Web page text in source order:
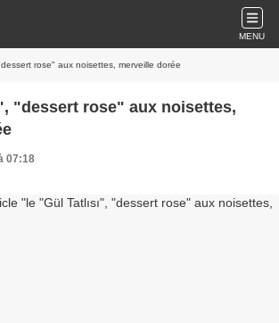
MENU
rose" aux noisettes, merveille dorée
"dessert rose" aux noisettes,
07:18